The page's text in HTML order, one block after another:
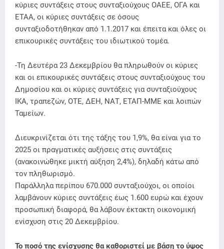
κύριες συντάξεις στους συνταξιούχους ΟΑΕΕ, ΟΓΑ και
ΕΤΑΑ, οι κύριες συντάξεις σε όσους
συνταξιοδοτήθηκαν από 1.1.2017 και έπειτα και όλες οι
επικουρικές συντάξεις του ιδιωτικού τομέα.
-Τη Δευτέρα 23 Δεκεμβρίου θα πληρωθούν οι κύριες
και οι επικουρικές συντάξεις στους συνταξιούχους του
Δημοσίου και οι κύριες συντάξεις για συνταξιούχους
ΙΚΑ, τραπεζών, ΟΤΕ, ΔΕΗ, ΝΑΤ, ΕΤΑΠ-ΜΜΕ και λοιπών
Ταμείων.
Διευκρινίζεται ότι της τάξης του 1,9%, θα είναι για το
2025 οι πραγματικές αυξήσεις στις συντάξεις
(ανακοινώθηκε μικτή αύξηση 2,4%), δηλαδή κάτω από
τον πληθωρισμό.
Παράλληλα περίπου 670.000 συνταξιούχοι, οι οποίοι
λαμβάνουν κύριες συντάξεις έως 1.600 ευρώ και έχουν
προσωπική διαφορά, θα λάβουν έκτακτη οικονομική
ενίσχυση στις 20 Δεκεμβρίου.
Το ποσό της ενίσχυσης θα καθοριστεί με βάση το ύψος